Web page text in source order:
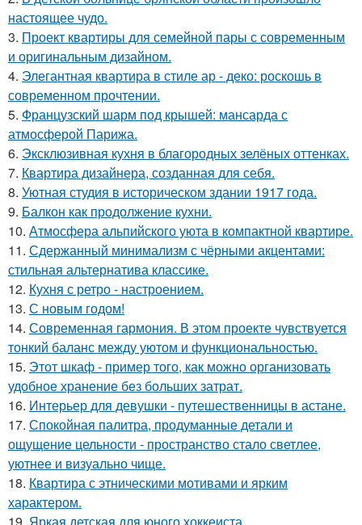
настоящее чудо.
3. Проект квартиры для семейной пары с современным
и оригинальным дизайном.
4. Элегантная квартира в стиле ар - деко: роскошь в
современном прочтении.
5. Французский шарм под крышей: мансарда с
атмосферой Парижа.
6. Эксклюзивная кухня в благородных зелёных оттенках.
7. Квартира дизайнера, созданная для себя.
8. Уютная студия в историческом здании 1917 года.
9. Балкон как продолжение кухни.
10. Атмосфера альпийского уюта в компактной квартире.
11. Сдержанный минимализм с чёрными акцентами:
стильная альтернатива классике.
12. Кухня с ретро - настроением.
13. С новым годом!
14. Современная гармония. В этом проекте чувствуется
тонкий баланс между уютом и функциональностью.
15. Этот шкаф - пример того, как можно организовать
удобное хранение без больших затрат.
16. Интерьер для девушки - путешественницы в астане.
17. Спокойная палитра, продуманные детали и
ощущение цельности - пространство стало светлее,
уютнее и визуально чище.
18. Квартира с этническими мотивами и ярким
характером.